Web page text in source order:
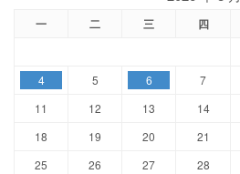
一 二 三 四
4
5 6 7
11
12 13 14
18
19 20 21
25
26 27 28